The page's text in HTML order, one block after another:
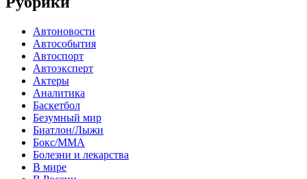
Автоновости
Автособытия
Автоспорт
Автоэксперт
Актеры
Аналитика
Баскетбол
Безумный мир
Биатлон/Лыжи
Бокс/MMA
Болезни и лекарства
В мире